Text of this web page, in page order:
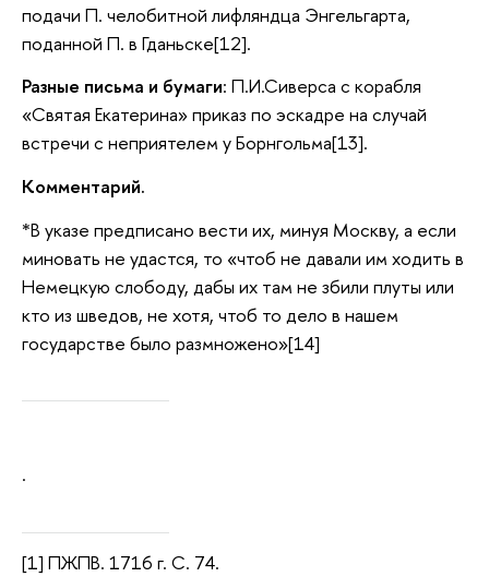
подачи П. челобитной лифляндца Энгельгарта,
поданной П. в Гданьске[12].
Разные письма и бумаги: П.И.Сиверса с корабля
«Святая Екатерина» приказ по эскадре на случай
встречи с неприятелем у Борнгольма[13].
Комментарий.
*В указе предписано вести их, минуя Москву, а если
миновать не удастся, то «чтоб не давали им ходить в
Немецкую слободу, дабы их там не збили плуты или
кто из шведов, не хотя, чтоб то дело в нашем
государстве было размножено»[14]
.
[1] ПЖПВ. 1716 г. С. 74.